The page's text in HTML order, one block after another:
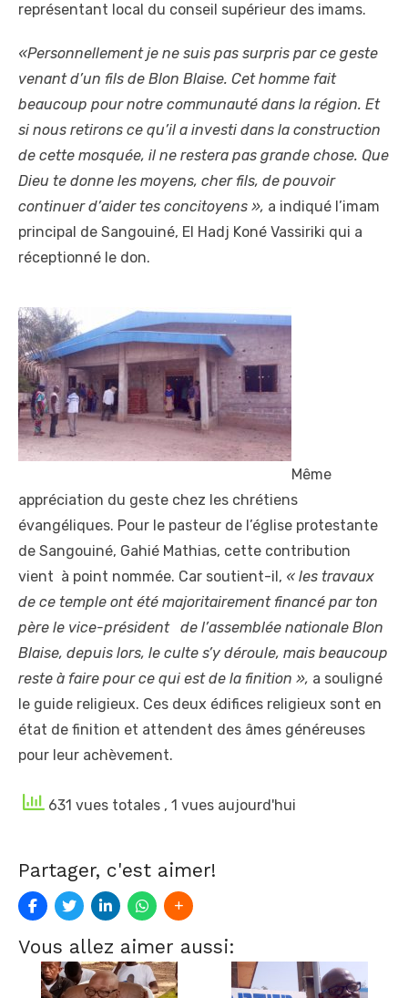
représentant local du conseil supérieur des imams.
«Personnellement je ne suis pas surpris par ce geste
venant d’un fils de Blon Blaise. Cet homme fait
beaucoup pour notre communauté dans la région. Et
si nous retirons ce qu’il a investi dans la construction
de cette mosquée, il ne restera pas grande chose. Que
Dieu te donne les moyens, cher fils, de pouvoir
continuer d’aider tes concitoyens », a indiqué l’imam
principal de Sangouiné, El Hadj Koné Vassiriki qui a
réceptionné le don.
Même
appréciation du geste chez les chrétiens
évangéliques. Pour le pasteur de l’église protestante
de Sangouiné, Gahié Mathias, cette contribution
vient à point nommée. Car soutient-il, « les travaux
de ce temple ont été majoritairement financé par ton
père le vice-président de l’assemblée nationale Blon
Blaise, depuis lors, le culte s’y déroule, mais beaucoup
reste à faire pour ce qui est de la finition », a souligné
le guide religieux. Ces deux édifices religieux sont en
état de finition et attendent des âmes généreuses
pour leur achèvement.
631 vues totales , 1 vues aujourd'hui
Partager, c'est aimer!
Vous allez aimer aussi: